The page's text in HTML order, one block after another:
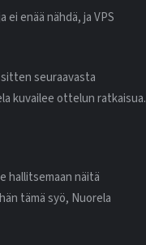
enää nähdä, ja VPS
seuraavasta
kuvailee ottelun ratkaisua.
hallitsemaan näitä
tämä syö, Nuorela